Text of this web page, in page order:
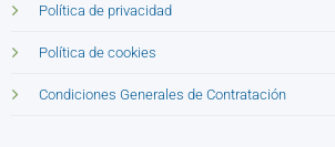
Política de privacidad
Política de cookies
Condiciones Generales de Contratación